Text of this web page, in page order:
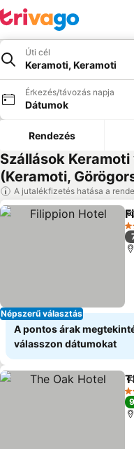
Úti cél
Keramoti, Keramoti
Érkezés/távozás napja
Dátumok
Rendezés
Szállások
(Keramoti,
A jutalékfizetés hatása a
Népszerű választás
2
A pontos árak
válasszon dátumokat
4